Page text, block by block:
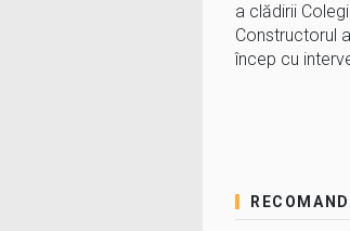
a clădirii
Constructorul
încep cu